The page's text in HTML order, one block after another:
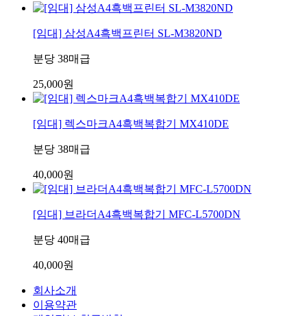
[임대] 삼성A4흑백프린터 SL-M3820ND
분당 38매급
25,000원
[임대] 렉스마크A4흑백복합기 MX410DE
분당 38매급
40,000원
[임대] 브라더A4흑백복합기 MFC-L5700DN
분당 40매급
40,000원
회사소개
이용약관